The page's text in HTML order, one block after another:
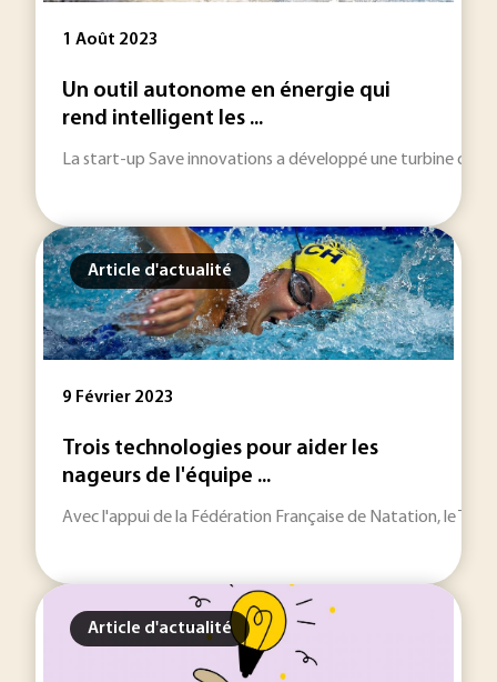
1 Août 2023
Un outil autonome en énergie qui
rend intelligent les ...
La start-up Save innovations a développé une turbine
Article d'actualité
9 Février 2023
Trois technologies pour aider les
nageurs de l'équipe ...
Avec l'appui de la Fédération Française de Natation, le
Article d'actualité